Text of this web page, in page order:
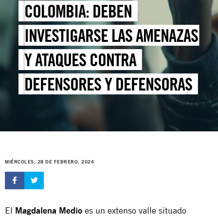
COLOMBIA: DEBEN
INVESTIGARSE LAS AMENAZAS
Y ATAQUES CONTRA
DEFENSORES Y DEFENSORAS
MIÉRCOLES, 28 DE FEBRERO, 2024
El Magdalena Medio es un extenso valle situado